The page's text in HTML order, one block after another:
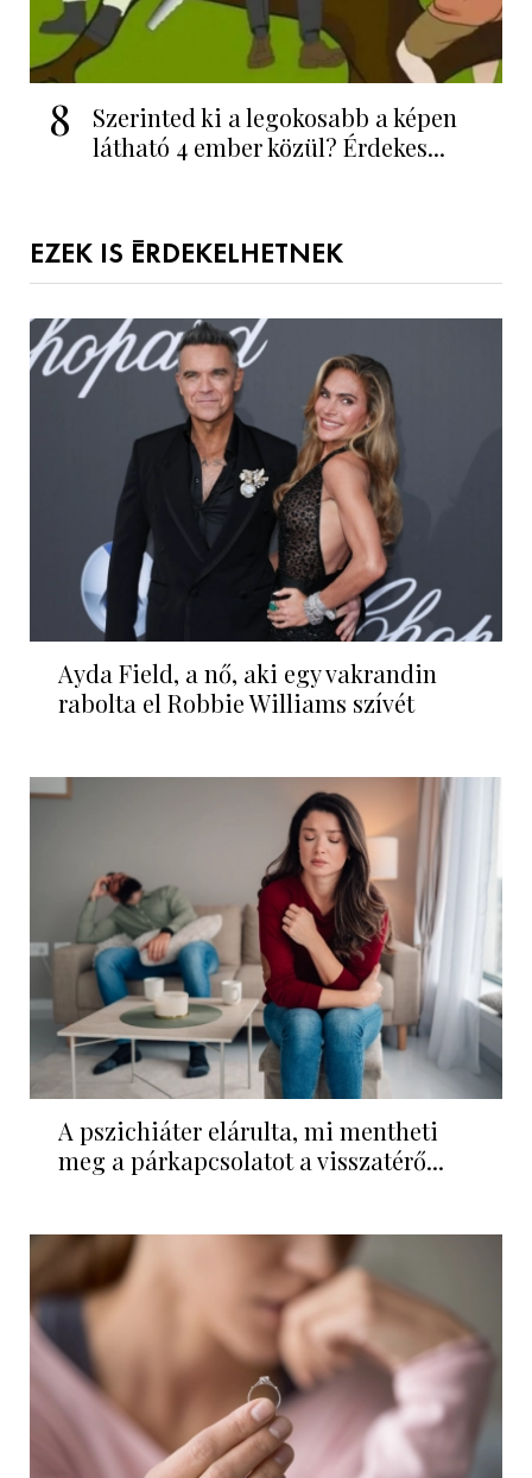
8
Szerinted ki a legokosabb a képen
látható 4 ember közül? Érdekes...
EZEK IS ÉRDEKELHETNEK
Ayda Field, a nő, aki egy vakrandin
rabolta el Robbie Williams szívét
A pszichiáter elárulta, mi mentheti
meg a párkapcsolatot a visszatérő...